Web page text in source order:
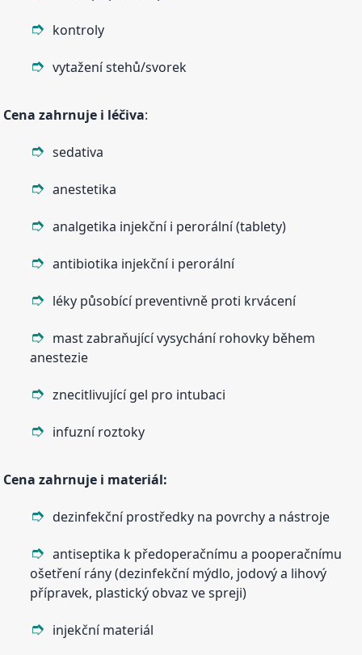
kontroly
vytažení stehů/svorek
Cena zahrnuje i léčiva:
sedativa
anestetika
analgetika injekční i perorální (tablety)
antibiotika injekční i perorální
léky působící preventivně proti krvácení
mast zabraňující vysychání rohovky během
anestezie
znecitlivující gel pro intubaci
infuzní roztoky
Cena zahrnuje i materiál:
dezinfekční prostředky na povrchy a nástroje
antiseptika k předoperačnímu a pooperačnímu
ošetření rány (dezinfekční mýdlo, jodový a lihový
přípravek, plastický obvaz ve spreji)
injekční materiál